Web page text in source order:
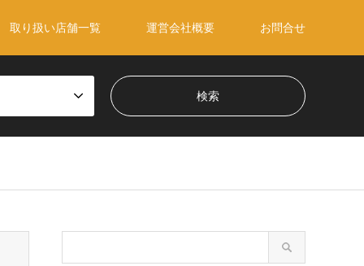
取り扱い店舗一覧 運営会社概要 お問合せ